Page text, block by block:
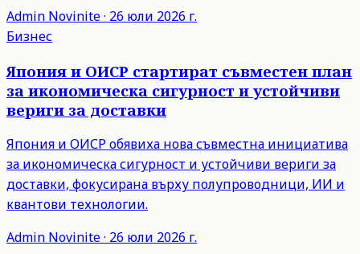
Admin Novinite· 26 юли 2026 г.
Бизнес
Япония и ОИСР стартират съвместен план
за икономическа сигурност и устойчиви
вериги за доставки
Япония и ОИСР обявиха нова съвместна инициатива
за икономическа сигурност и устойчиви вериги за
доставки, фокусирана върху полупроводници, ИИ и
квантови технологии.
Admin Novinite· 26 юли 2026 г.